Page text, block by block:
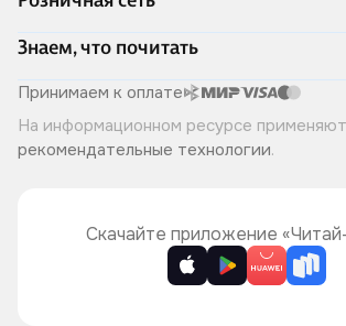
Доставка и оплата
Программа лояльности
Подарочные сертификаты
Правила продажи
Политика конфиденциальности
Адреса магазинов
Книжный Дозор
О компании
Читай-город для бизнеса
Хотите у нас работать?
Знаем, что почитать
Скоро в продаже
Лучшие из лучших
Читай-журнал
Принимаем к оплате
На информационном ресурсе
рекомендательные технологии.
Скачайте приложение